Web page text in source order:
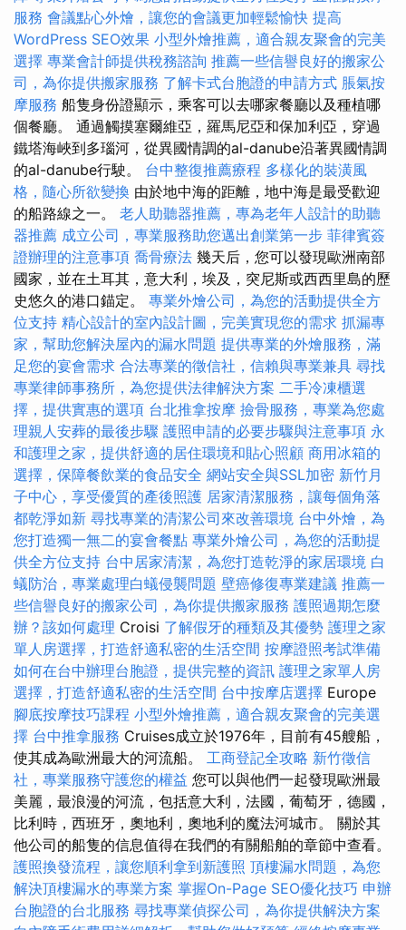
服務 會議點心外燴，讓您的會議更加輕鬆愉快 提高
WordPress SEO效果 小型外燴推薦，適合親友聚會的完美
選擇 專業會計師提供稅務諮詢 推薦一些信譽良好的搬家公
司，為你提供搬家服務 了解卡式台胞證的申請方式 脹氣按
摩服務 船隻身份證顯示，乘客可以去哪家餐廳以及種植哪
個餐廳。 通過觸摸塞爾維亞，羅馬尼亞和保加利亞，穿過
鐵塔海峽到多瑙河，從異國情調的al-danube沿著異國情調
的al-danube行駛。 台中整復推薦療程 多樣化的裝潢風
格，隨心所欲變換 由於地中海的距離，地中海是最受歡迎
的船路線之一。 老人助聽器推薦，專為老年人設計的助聽
器推薦 成立公司，專業服務助您邁出創業第一步 菲律賓簽
證辦理的注意事項 喬骨療法 幾天后，您可以發現歐洲南部
國家，並在土耳其，意大利，埃及，突尼斯或西西里島的歷
史悠久的港口錨定。 專業外燴公司，為您的活動提供全方
位支持 精心設計的室內設計圖，完美實現您的需求 抓漏專
家，幫助您解決屋內的漏水問題 提供專業的外燴服務，滿
足您的宴會需求 合法專業的徵信社，信賴與專業兼具 尋找
專業律師事務所，為您提供法律解決方案 二手冷凍櫃選
擇，提供實惠的選項 台北推拿按摩 撿骨服務，專業為您處
理親人安葬的最後步驟 護照申請的必要步驟與注意事項 永
和護理之家，提供舒適的居住環境和貼心照顧 商用冰箱的
選擇，保障餐飲業的食品安全 網站安全與SSL加密 新竹月
子中心，享受優質的產後照護 居家清潔服務，讓每個角落
都乾淨如新 尋找專業的清潔公司來改善環境 台中外燴，為
您打造獨一無二的宴會餐點 專業外燴公司，為您的活動提
供全方位支持 台中居家清潔，為您打造乾淨的家居環境 白
蟻防治，專業處理白蟻侵襲問題 壁癌修復專業建議 推薦一
些信譽良好的搬家公司，為你提供搬家服務 護照過期怎麼
辦？該如何處理 Croisi 了解假牙的種類及其優勢 護理之家
單人房選擇，打造舒適私密的生活空間 按摩證照考試準備
如何在台中辦理台胞證，提供完整的資訊 護理之家單人房
選擇，打造舒適私密的生活空間 台中按摩店選擇 Europe
腳底按摩技巧課程 小型外燴推薦，適合親友聚會的完美選
擇 台中推拿服務 Cruises成立於1976年，目前有45艘船，
使其成為歐洲最大的河流船。 工商登記全攻略 新竹徵信
社，專業服務守護您的權益 您可以與他們一起發現歐洲最
美麗，最浪漫的河流，包括意大利，法國，葡萄牙，德國，
比利時，西班牙，奧地利，奧地利的魔法河城市。 關於其
他公司的船隻的信息值得在我們的有關船舶的章節中查看。
護照換發流程，讓您順利拿到新護照 頂樓漏水問題，為您
解決頂樓漏水的專業方案 掌握On-Page SEO優化技巧 申辦
台胞證的台北服務 尋找專業偵探公司，為你提供解決方案